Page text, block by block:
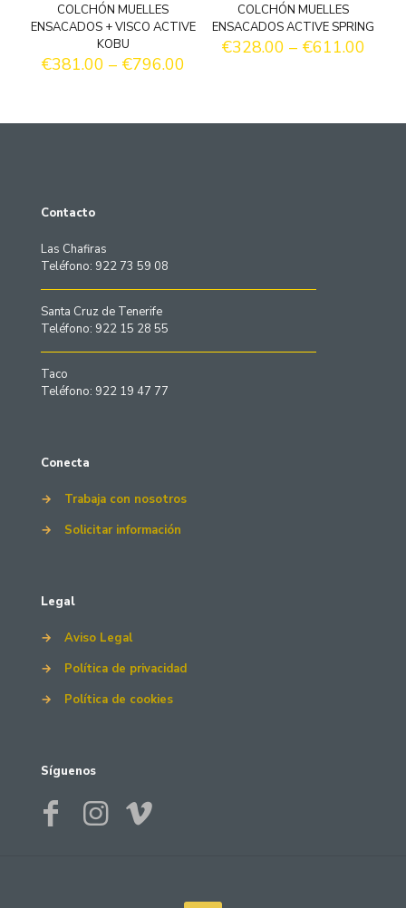
COLCHÓN MUELLES
ENSACADOS + VISCO ACTIVE
KOBU
€381.00 – €796.00
COLCHÓN MUELLES
ENSACADOS ACTIVE SPRING
€328.00 – €611.00
Contacto
Las Chafiras
Teléfono: 922 73 59 08
Santa Cruz de Tenerife
Teléfono: 922 15 28 55
Taco
Teléfono: 922 19 47 77
Conecta
→
Trabaja con nosotros
→
Solicitar información
Legal
→
Aviso Legal
→
Política de privacidad
→
Política de cookies
Síguenos